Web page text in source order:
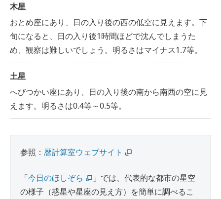
木星
おとめ座にあり、日の入り後の西の低空に見えます。下
旬になると、日の入り後1時間ほどで沈んでしまうた
め、観察は難しいでしょう。明るさはマイナス1.7等。
土星
へびつかい座にあり、日の入り後の南から南西の空に見
えます。明るさは0.4等～0.5等。
参照： 暦計算室ウェブサイト
「今日のほしぞら
」では、代表的な都市の星空
の様子（惑星や星座の見え方）を簡単に調べるこ